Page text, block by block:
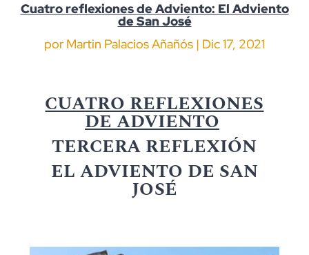
Cuatro reflexiones de Adviento: El Adviento
de San José
por Martin Palacios Añañós | Dic 17, 2021
CUATRO REFLEXIONES
DE ADVIENTO
TERCERA REFLEXIÓN
EL ADVIENTO DE SAN
JOSÉ